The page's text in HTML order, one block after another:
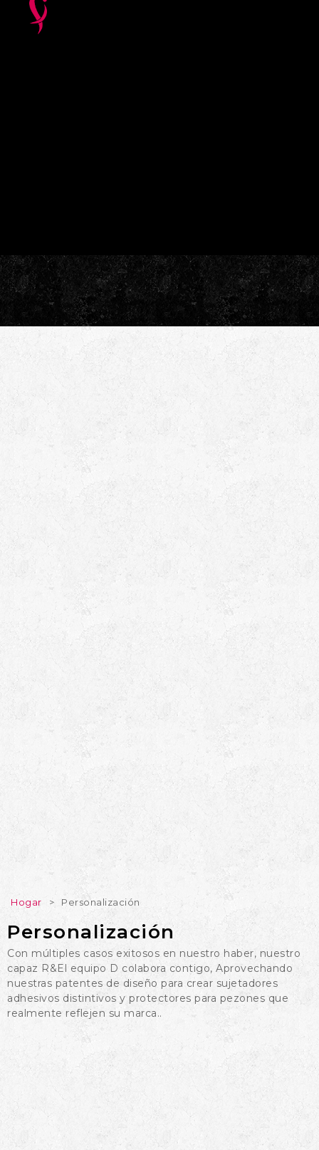
Hogar > Personalización
Personalización
Con múltiples casos exitosos en nuestro haber, nuestro
capaz R&El equipo D colabora contigo, Aprovechando
nuestras patentes de diseño para crear sujetadores
adhesivos distintivos y protectores para pezones que
realmente reflejen su marca..